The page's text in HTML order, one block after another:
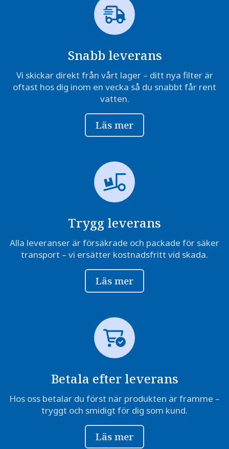
Snabb leverans
Vi skickar direkt från vårt lager – ditt nya filter är
oftast hos dig inom en vecka så du snabbt får rent
vatten.
Läs mer
Trygg leverans
Alla leveranser är försäkrade och packade för säker
transport – vi ersätter kostnadsfritt vid skada.
Läs mer
Betala efter leverans
Hos oss betalar du först när produkten är framme –
tryggt och smidigt för dig som kund.
Läs mer